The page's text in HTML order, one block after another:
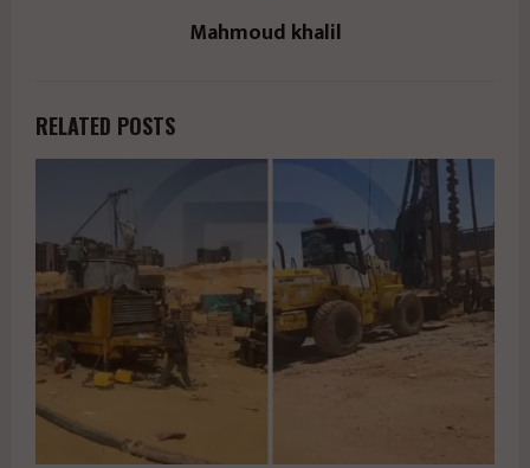
Mahmoud khalil
RELATED POSTS